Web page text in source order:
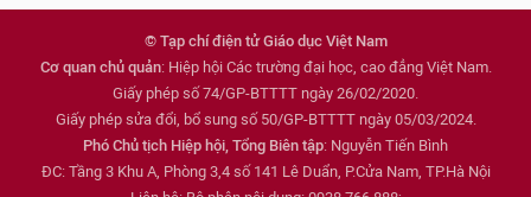
© Tạp chí điện tử Giáo dục Việt Nam
Cơ quan chủ quản: Hiệp hội Các trường đại học, cao đẳng Việt Nam.
Giấy phép số 74/GP-BTTTT ngày 26/02/2020.
Giấy phép sửa đổi, bổ sung số 50/GP-BTTTT ngày 05/03/2024.
Phó Chủ tịch Hiệp hội, Tổng Biên tập: Nguyễn Tiến Bình
ĐC: Tầng 3 Khu A, Phòng 3,4 số 141 Lê Duẩn, P.Cửa Nam, TP.Hà Nội